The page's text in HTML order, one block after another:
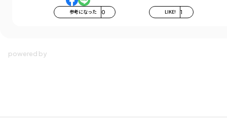
参考になった 0 LIKE! 1